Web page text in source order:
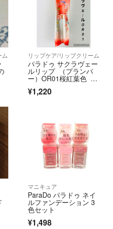
ム リップケア/リップクリーム
パラドゥ サクラヴェー
ルリップ （プランパ
ー）OR01桜紅葉色 唇
用美容液
¥1,220
マニキュア
ParaDo パラドゥ ネイ
ルファンデーション 3
色セット
¥1,498